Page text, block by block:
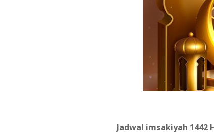
Jadwal imsakiyah 1442